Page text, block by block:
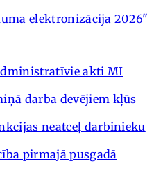
elektronizācija 2026"
akti MI
darba devējiem kļūs
neatceļ darbinieku
pirmajā pusgadā